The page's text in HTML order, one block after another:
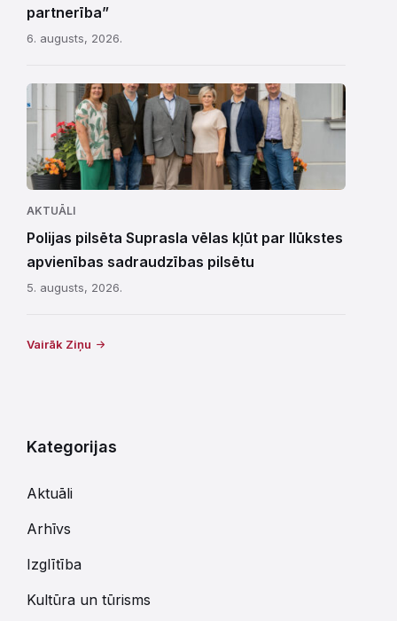
partnerība”
6. augusts, 2026.
AKTUĀLI
Polijas pilsēta Suprasla vēlas kļūt par Ilūkstes
apvienības sadraudzības pilsētu
5. augusts, 2026.
Vairāk Ziņu
Kategorijas
Aktuāli
Arhīvs
Izglītība
Kultūra un tūrisms